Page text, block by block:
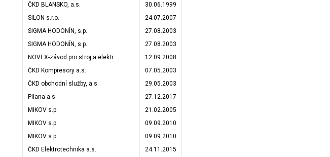
ČKD BLANSKO, a.s.
30.06.1999
SILON s.r.o.
24.07.2007
SIGMA HODONÍN, s.p.
27.08.2003
SIGMA HODONÍN, s.p.
27.08.2003
NOVEX-závod pro stroj.a elektr.
12.09.2008
ČKD Kompresory a.s.
07.05.2003
ČKD obchodní služby, a.s.
29.05.2003
Pilana a.s.
27.12.2017
MIKOV s.p.
21.02.2005
MIKOV s.p.
09.09.2010
MIKOV s.p.
09.09.2010
ČKD Elektrotechnika a.s.
24.11.2015